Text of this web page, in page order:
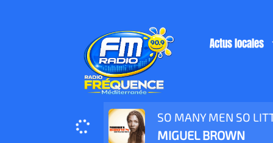
Radio Fréquence Méditerranée la radio de menton et des communes
Actus locales
SO MANY MEN SO
MIGUEL BROWN